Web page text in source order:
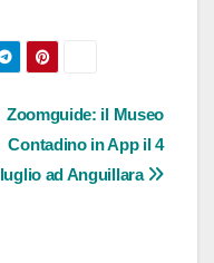
Zoomguide: il Museo
Contadino in App il 4
luglio ad Anguillara